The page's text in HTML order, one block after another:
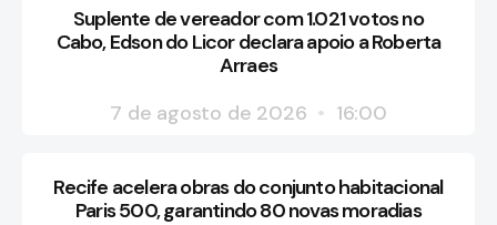
Suplente de vereador com 1.021 votos no
Cabo, Edson do Licor declara apoio a Roberta
Arraes
7 de agosto de 2026
16:00
Recife acelera obras do conjunto habitacional
Paris 500, garantindo 80 novas moradias